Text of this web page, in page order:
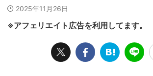
2025年11月26日
※アフェリエイト広告を利用してます。